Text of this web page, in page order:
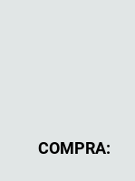
COMPRA: